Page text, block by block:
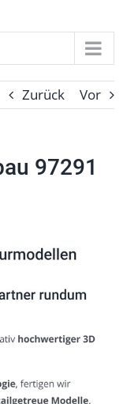
Zurück Vor
97291